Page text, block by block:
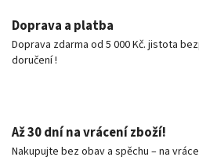
Doprava a platba
Doprava zdarma od 5 000 Kč. jistota
doručení !
Až 30 dní na vrácení zboží!
Nakupujte bez obav a spěchu – na